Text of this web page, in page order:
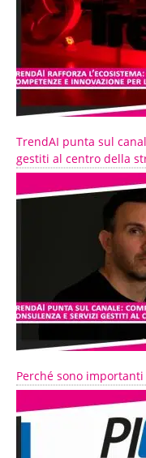
TrendAI punta sul
gestiti al centro della
Perché sono